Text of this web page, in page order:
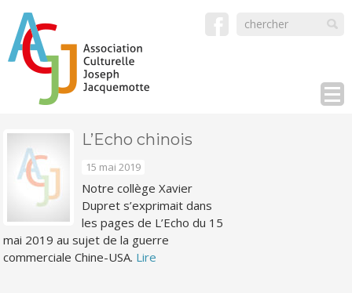
L’Echo chinois
15 mai 2019
Notre collège Xavier
Dupret s’exprimait dans
les pages de L’Echo du 15
mai 2019 au sujet de la guerre
commerciale Chine-USA. Lire